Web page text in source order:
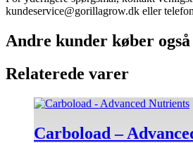
kundeservice@gorillagrow.dk eller
Andre kunder køber også
Relaterede varer
Carboload –